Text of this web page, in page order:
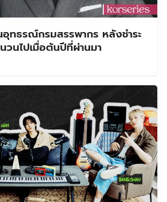
อุทธรณ์กรมสรรพากร หลังชำระ
วนไปเมื่อต้นปีที่ผ่านมา